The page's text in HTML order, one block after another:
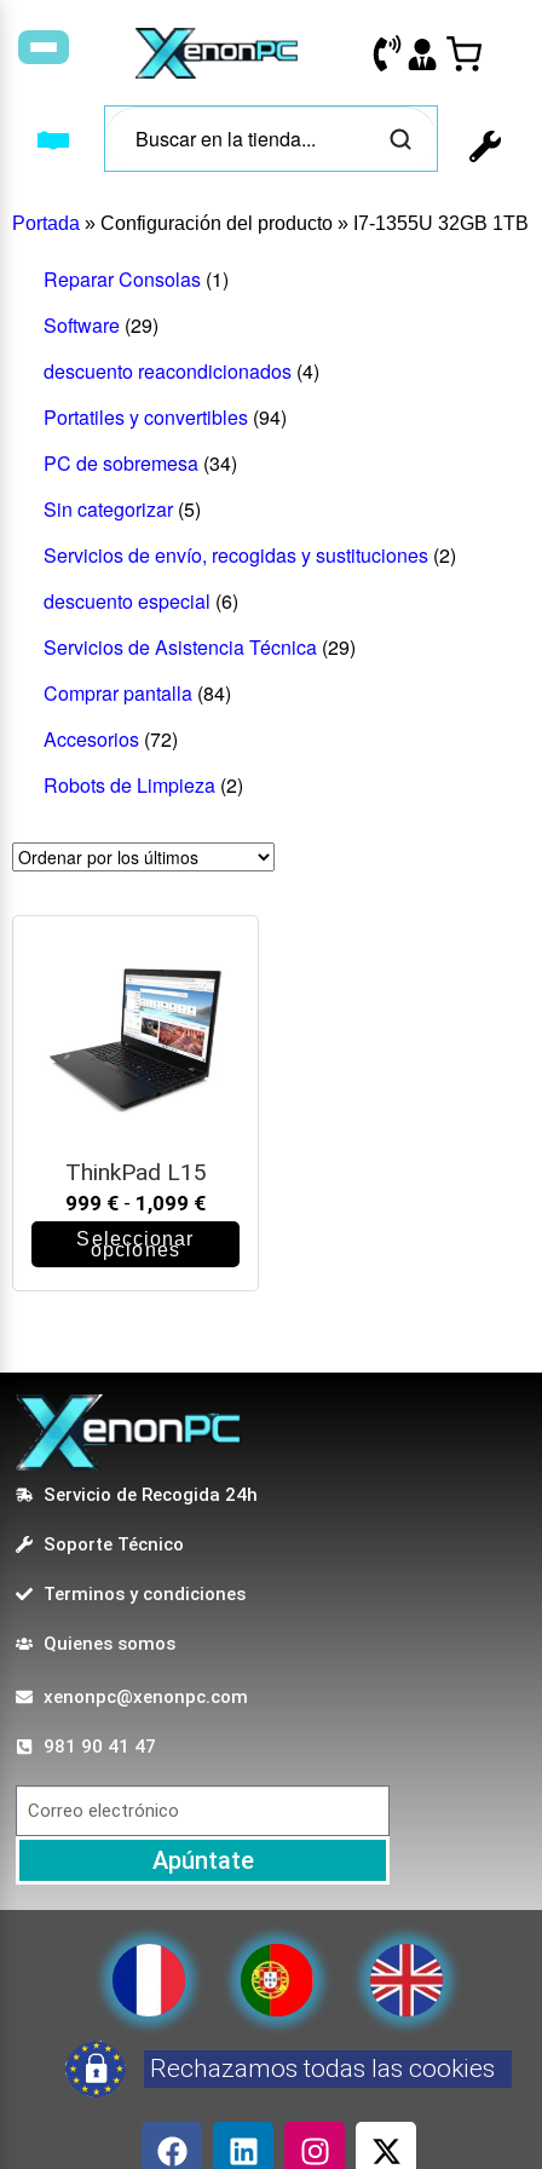
Portada » Configuración del producto » I7-1355U 32GB 1TB
Reparar Consolas (1)
Software (29)
descuento reacondicionados (4)
Portatiles y convertibles (94)
PC de sobremesa (34)
Sin categorizar (5)
Servicios de envío, recogidas y sustituciones (2)
descuento especial (6)
Servicios de Asistencia Técnica (29)
Comprar pantalla (84)
Accesorios (72)
Robots de Limpieza (2)
ThinkPad L15
999 € - 1,099 €
Seleccionar
opciones
Servicio de Recogida 24h
Soporte Técnico
Terminos y condiciones
Quienes somos
xenonpc@xenonpc.com
981 90 41 47
Apúntate
Rechazamos todas las cookies